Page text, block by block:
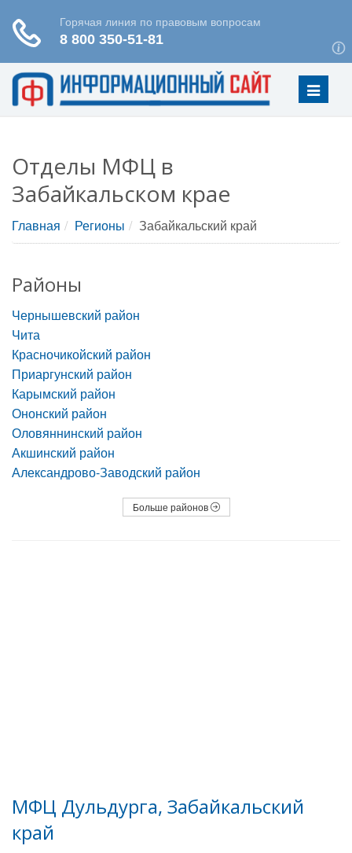
Меню
Отделы МФЦ в
Забайкальском крае
Главная Регионы Забайкальский край
Районы
Чернышевский район
Чита
Красночикойский район
Приаргунский район
Карымский район
Ононский район
Оловяннинский район
Акшинский район
Александрово-Заводский район
Больше районов
МФЦ Дульдурга, Забайкальский
край